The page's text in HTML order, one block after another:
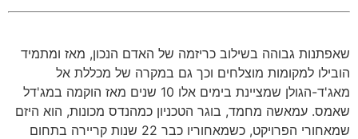
שאפתנות גבוהה בשילוב כריזמה של האדם הנכון, מאז ומתמיד
הובילו למקומות מוצלחים וכך גם במקרה של מכללת אל
מאג'ד-הגולן שמציינת בימים אלו 10 שנים מאז הוקמה במג'דל
שאמס. עמאשה מחמד, בוגר הטכניון כמהנדס מכונות, הוא היזם
שמאחורי הפרויקט, כשמאחוריו כבר 22 שנות קריירה בתחום